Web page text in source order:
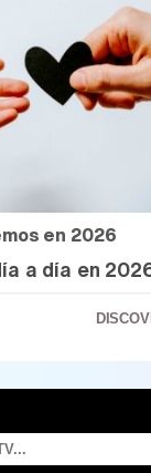
en 2026
a día en